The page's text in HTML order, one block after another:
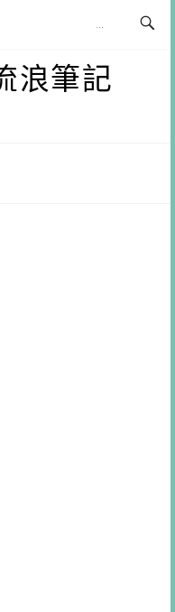
浪筆記